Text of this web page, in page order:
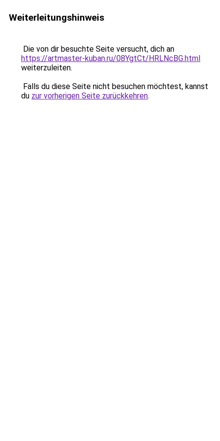
Weiterleitungshinweis
Die von dir besuchte Seite versucht, dich an
https://artmaster-kuban.ru/08YgtCt/HRLNcBG.html
weiterzuleiten.
Falls du diese Seite nicht besuchen möchtest, kannst
du zur vorherigen Seite zurückkehren.